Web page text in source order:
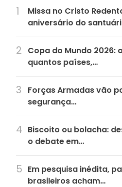
Missa no Cristo
aniversário do
Copa do Mundo 2026:
quantos países,…
Forças Armadas vão
segurança…
Biscoito ou bolacha:
o debate em…
Em pesquisa inédita,
brasileiros acham…